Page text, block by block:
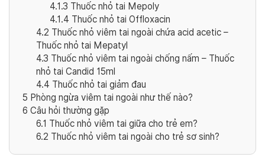
4.1.3 Thuốc nhỏ tai Mepoly
4.1.4 Thuốc nhỏ tai Offloxacin
4.2 Thuốc nhỏ viêm tai ngoài chứa acid acetic –
Thuốc nhỏ tai Mepatyl
4.3 Thuốc nhỏ viêm tai ngoài chống nấm – Thuốc
nhỏ tai Candid 15ml
4.4 Thuốc nhỏ tai giảm đau
5 Phòng ngừa viêm tai ngoài như thế nào?
6 Câu hỏi thường gặp
6.1 Thuốc nhỏ viêm tai giữa cho trẻ em?
6.2 Thuốc nhỏ viêm tai ngoài cho trẻ sơ sinh?